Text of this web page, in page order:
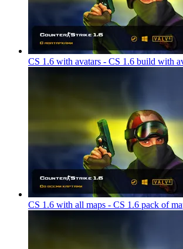
CS 1.6 with avatars - CS 1.6 build with
CS 1.6 with all maps - CS 1.6 pack of